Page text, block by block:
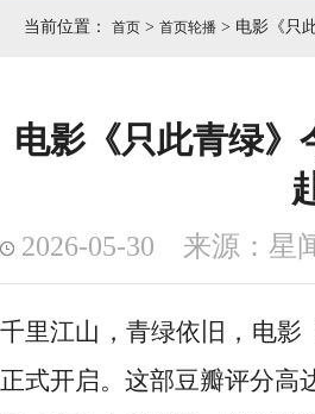
当前位置： 首页 > 首页轮播 > 电影《只
电影《只此青绿》
2026-05-30 来源：星
千里江山，青绿依旧 ， 电影
正式开启。这部豆瓣评分高